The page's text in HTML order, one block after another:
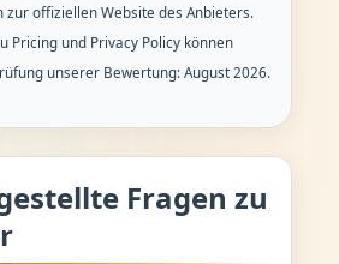
zur offiziellen Website des Anbieters.
Pricing und Privacy Policy können
unserer Bewertung: August 2026.
Fragen zu